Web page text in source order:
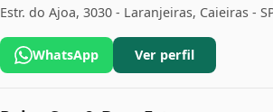
Estr. do Ajoa, 3030 - Laranjeiras, Caieiras -
WhatsApp Ver perfil